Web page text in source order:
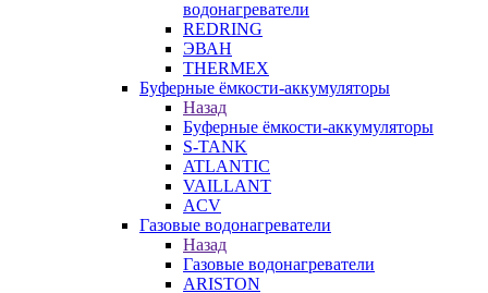
водонагреватели
REDRING
ЭВАН
THERMEX
Буферные ёмкости-аккумуляторы
Назад
Буферные ёмкости-аккумуляторы
S-TANK
ATLANTIC
VAILLANT
ACV
Газовые водонагреватели
Назад
Газовые водонагреватели
ARISTON